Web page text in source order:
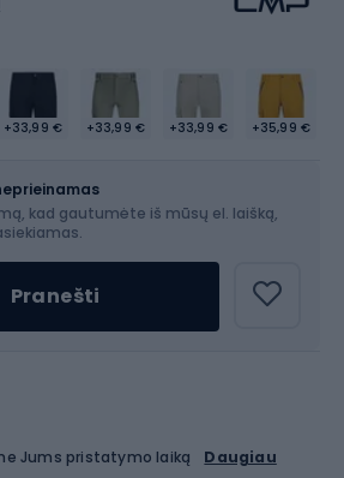
+33,99 € +33,99 € +33,99 € +35,99 €
kad gautumėte iš mūsų el. laišką,
Pranešti
Jums pristatymo laiką
Daugiau